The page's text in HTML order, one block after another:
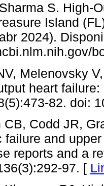
S. High-
Island
2024).
Melenovsky
heart
82. doi:
CB, Codd JR,
failure and
reports and a
97. [